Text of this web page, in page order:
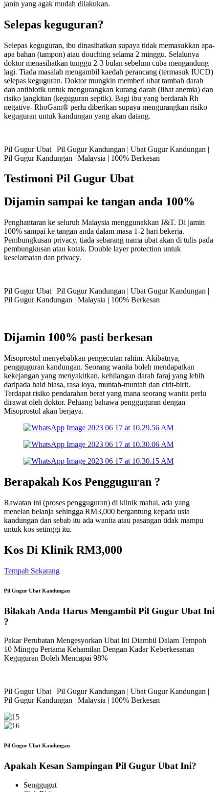
janin yang agak mudah dilakukan.
Selepas keguguran?
Selepas keguguran, ibu dinasihatkan supaya tidak memasukkan apa-
apa bahan (tampon) atau douching selama 2 minggu. Selalunya
doktor menasihatkan tunggu 2-3 bulan sebelum cuba mengandung
lagi. Tiada masalah mengambil kaedah perancang (termasuk IUCD)
selepas keguguran. Doktor mungkin memberi ubat tambah darah
dan antibiotik untuk mengurangkan kurang darah (lihat anemia) dan
risiko jangkitan (keguguran septik). Bagi ibu yang berdarah Rh
negative- RhoGam® perlu diberikan supaya mengurangkan risiko
keguguran untuk kandungan yang akan datang.
Pil Gugur Ubat | Pil Gugur Kandungan | Ubat Gugur Kandungan |
Pil Gugur Kandungan | Malaysia | 100% Berkesan
Testimoni Pil Gugur Ubat
Dijamin sampai ke tangan anda 100%
Penghantaran ke seluruh Malaysia menggunakkan J&T. Di jamin
100% sampai ke tangan anda dalam masa 1-2 hari bekerja.
Pembungkusan privacy, tiada sebarang nama ubat akan di tulis pada
pembungkusan atau kotak. Double layer protection untuk
keselamatan dan privacy.
Pil Gugur Ubat | Pil Gugur Kandungan | Ubat Gugur Kandungan |
Pil Gugur Kandungan | Malaysia | 100% Berkesan
Dijamin 100% pasti berkesan
Misoprostol menyebabkan pengecutan rahim. Akibatnya,
pengguguran kandungan. Seorang wanita boleh mendapatkan
kekejangan yang menyakitkan, kehilangan darah faraj yang lebih
daripada haid biasa, rasa loya, muntah-muntah dan cirit-birit.
Terdapat risiko pendarahan berat yang mana seorang wanita perlu
dirawat oleh doktor. Peluang bahawa pengguguran dengan
Misoprostol akan berjaya.
Berapakah Kos Pengguguran ?
Rawatan ini (proses pengguguran) di klinik mahal, ada yang
menelan belanja sehingga RM3,000 bergantung kepada usia
kandungan dan sebab itu ada wanita atau pasangan tidak mampu
untuk kos setinggi itu.
Kos Di Klinik RM3,000
Tempah Sekarang
Pil Gugur Ubat Kandungan
Bilakah Anda Harus Mengambil Pil Gugur Ubat Ini
?
Pakar Perubatan Mengesyorkan Ubat Ini Diambil Dalam Tempoh
10 Minggu Pertama Kehamilan Dengan Kadar Keberkesanan
Keguguran Boleh Mencapai 98%
Pil Gugur Ubat | Pil Gugur Kandungan | Ubat Gugur Kandungan |
Pil Gugur Kandungan | Malaysia | 100% Berkesan
Pil Gugur Ubat Kandungan
Apakah Kesan Sampingan Pil Gugur Ubat Ini?
Senggugut